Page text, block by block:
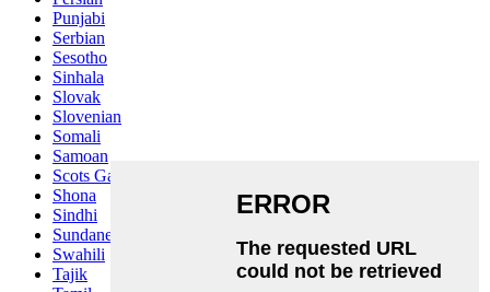
Punjabi
Serbian
Sesotho
Sinhala
Slovak
Slovenian
Somali
Samoan
Scots Gaelic
Shona
Sindhi
Sundanese
Swahili
Tajik